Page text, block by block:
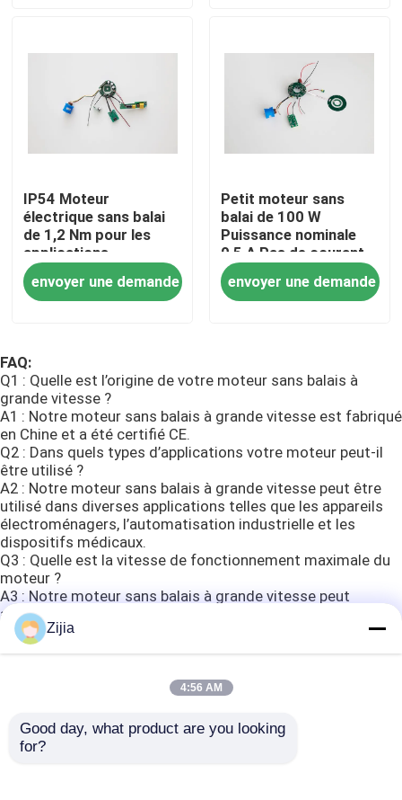
Visite d'usine
Contactez-nous
Moteur sans brosse de C.C
Contrôleur sans brosse de moteur d'entraînement
Sèche-cheveux à grande vitesse
Sèche-cheveux sans brosse de moteur
Sèche-cheveux de moteur de C.C
IP54 Moteur
électrique sans balai
de 1,2 Nm pour les
applications
industrielles
envoyer une demande
Petit moteur sans
balai de 100 W
Puissance nominale
0,5 A Pas de courant
de charge
envoyer une demande
FAQ:
Q1 : Quelle est l’origine de votre moteur sans balais à
grande vitesse ?
A1 : Notre moteur sans balais à grande vitesse est fabriqué
en Chine et a été certifié CE.
Q2 : Dans quels types d’applications votre moteur peut-il
être utilisé ?
A2 : Notre moteur sans balais à grande vitesse peut être
utilisé dans diverses applications telles que les appareils
électroménagers, l’automatisation industrielle et les
dispositifs médicaux.
Q3 : Quelle est la vitesse de fonctionnement maximale du
moteur ?
A3 : Notre moteur sans balais à grande vitesse peut
atteindre une vitesse maximale de 70 000 tr/min.
Q4 : Quelle est la puissance nominale du moteur ?
A4 : Notre moteur sans balais à grande vitesse a une
Q5 : Quelle est la tension nominale du moteur ?
tension nominale allant jusqu'à 48 V.
Zijia
4:56 AM
Good day, what product are you looking
for?